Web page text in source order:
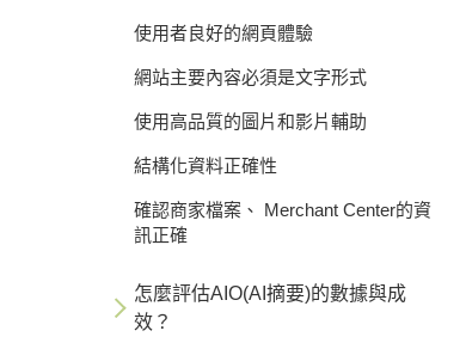
使用者良好的網頁體驗
網站主要內容必須是文字形式
使用高品質的圖片和影片輔助
結構化資料正確性
確認商家檔案、 Merchant Center的資
訊正確
怎麼評估AIO(AI摘要)的數據與成
效？